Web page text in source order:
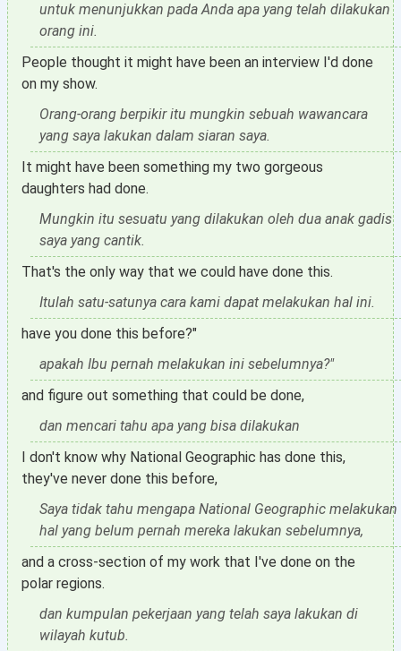
untuk menunjukkan pada Anda apa yang telah dilakukan
orang ini.
People thought it might have been an interview I'd done
on my show.
Orang-orang berpikir itu mungkin sebuah wawancara
yang saya lakukan dalam siaran saya.
It might have been something my two gorgeous
daughters had done.
Mungkin itu sesuatu yang dilakukan oleh dua anak gadis
saya yang cantik.
That's the only way that we could have done this.
Itulah satu-satunya cara kami dapat melakukan hal ini.
have you done this before?"
apakah Ibu pernah melakukan ini sebelumnya?"
and figure out something that could be done,
dan mencari tahu apa yang bisa dilakukan
I don't know why National Geographic has done this,
they've never done this before,
Saya tidak tahu mengapa National Geographic melakukan
hal yang belum pernah mereka lakukan sebelumnya,
and a cross-section of my work that I've done on the
polar regions.
dan kumpulan pekerjaan yang telah saya lakukan di
wilayah kutub.